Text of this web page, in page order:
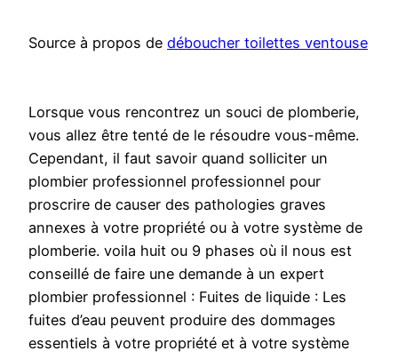
Source à propos de déboucher toilettes ventouse
Lorsque vous rencontrez un souci de plomberie,
vous allez être tenté de le résoudre vous-même.
Cependant, il faut savoir quand solliciter un
plombier professionnel professionnel pour
proscrire de causer des pathologies graves
annexes à votre propriété ou à votre système de
plomberie. voila huit ou 9 phases où il nous est
conseillé de faire une demande à un expert
plombier professionnel : Fuites de liquide : Les
fuites d’eau peuvent produire des dommages
essentiels à votre propriété et à votre système